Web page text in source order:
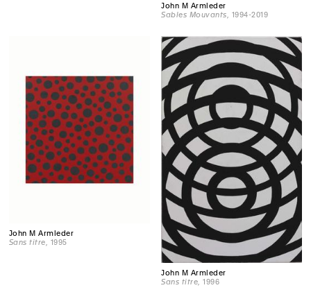
John M Armleder
Sables Mouvants , 1994-2019
John M Armleder
Sans titre , 1995
John M Armleder
Sans titre , 1996